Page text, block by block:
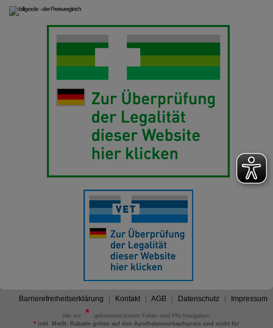
Barrierefreiheitserklärung Kontakt AGB Datenschutz Impressum
Alle mit
gekennzeichneten Felder sind Pflichtangaben.
*inkl. MwSt. Rabatte gelten auf den Apothekenverkaufspreis und nicht für